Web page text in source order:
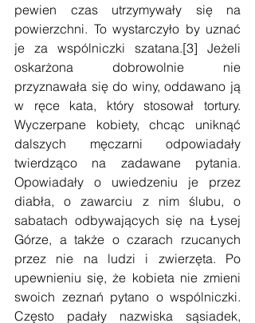
pewien czas utrzymywały się na
powierzchni. To wystarczyło by uznać
je za wspólniczki szatana.[3] Jeżeli
oskarżona dobrowolnie nie
przyznawała się do winy, oddawano ją
w ręce kata, który stosował tortury.
Wyczerpane kobiety, chcąc uniknąć
dalszych męczarni odpowiadały
twierdząco na zadawane pytania.
Opowiadały o uwiedzeniu je przez
diabła, o zawarciu z nim ślubu, o
sabatach odbywających się na Łysej
Górze, a także o czarach rzucanych
przez nie na ludzi i zwierzęta. Po
upewnieniu się, że kobieta nie zmieni
swoich zeznań pytano o wspólniczki.
Często padały nazwiska sąsiadek,